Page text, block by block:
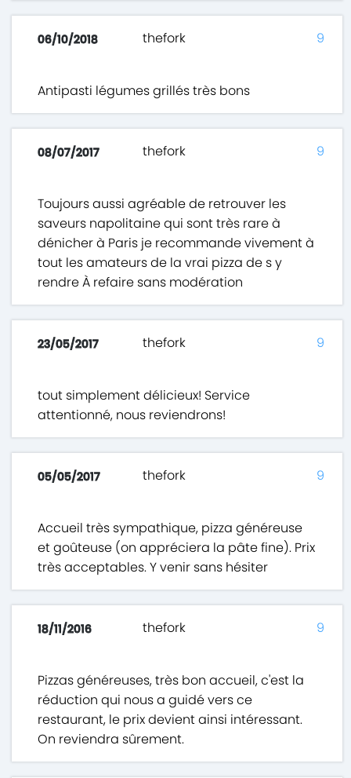
06/10/2018 thefork
Antipasti légumes grillés très bons
9
08/07/2017 thefork
Toujours aussi agréable de retrouver les
saveurs napolitaine qui sont très rare à
dénicher à Paris je recommande vivement à
tout les amateurs de la vrai pizza de s y
rendre À refaire sans modération
9
23/05/2017 thefork
tout simplement délicieux! Service
attentionné, nous reviendrons!
9
05/05/2017 thefork
Accueil très sympathique, pizza généreuse
et goûteuse (on appréciera la pâte fine). Prix
très acceptables. Y venir sans hésiter
9
18/11/2016 thefork
Pizzas généreuses, très bon accueil, c'est la
réduction qui nous a guidé vers ce
restaurant, le prix devient ainsi intéressant.
On reviendra sûrement.
9